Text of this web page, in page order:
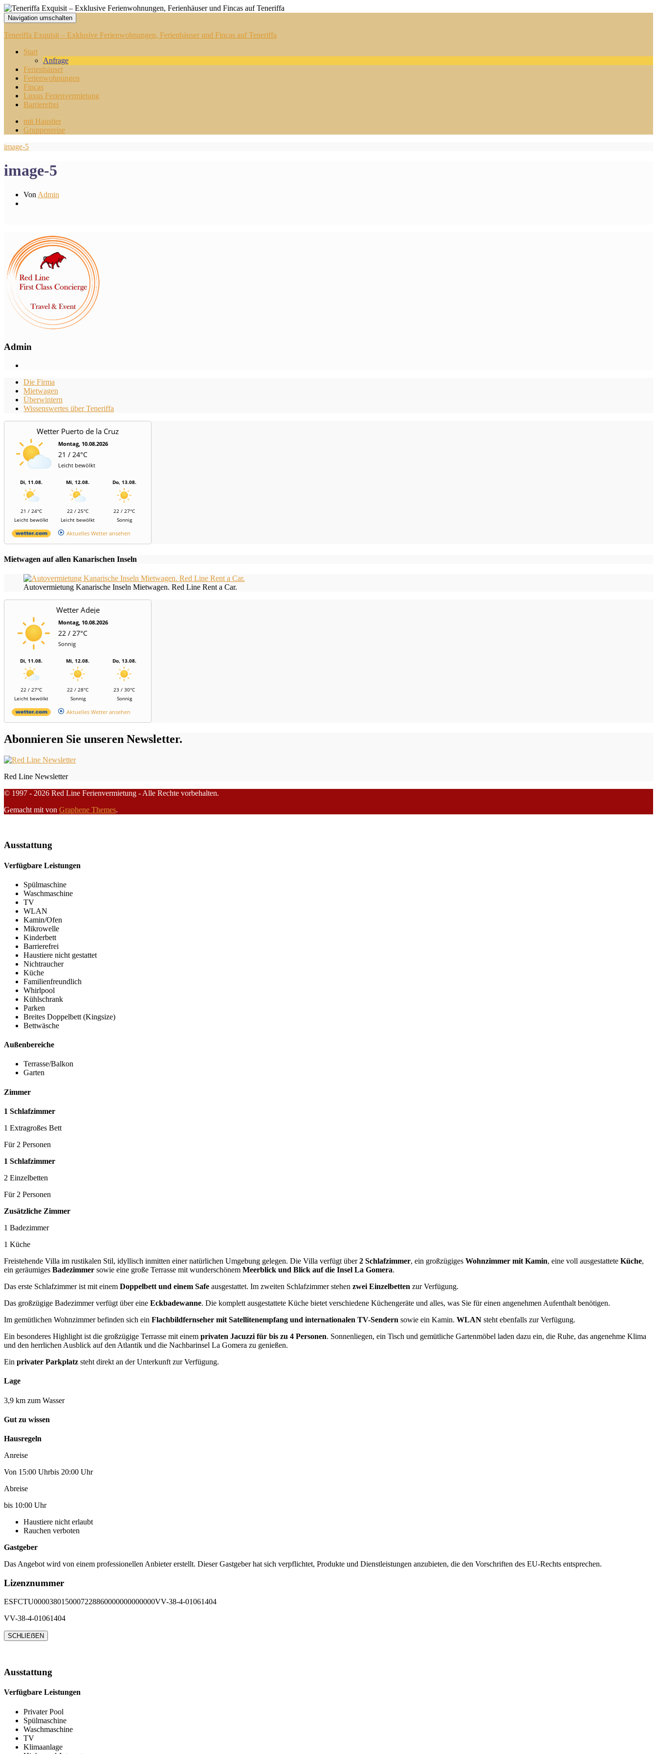
Navigation umschalten
Teneriffa Exquisit – Exklusive Ferienwohnungen, Ferienhäuser und Fincas auf Teneriffa
Start
Anfrage
Ferienhäuser
Ferienwohnungen
Fincas
Luxus Ferienvermietung
Barrierefrei
mit Haustier
Gruppenreise
image-5
image-5
Von Admin
Admin
Die Firma
Mietwagen
Überwintern
Wissenswertes über Teneriffa
Wetter Puerto de la Cruz
Montag, 10.08.2026
21 / 24°C
Leicht bewölkt
Di, 11.08.
21 / 24°C
Leicht bewölkt
Mi, 12.08.
22 / 25°C
Leicht bewölkt
Do, 13.08.
22 / 27°C
Sonnig
Aktuelles Wetter ansehen
Mietwagen auf allen Kanarischen Inseln
Autovermietung Kanarische Inseln Mietwagen. Red Line Rent a Car.
Wetter Adeje
Montag, 10.08.2026
22 / 27°C
Sonnig
Di, 11.08.
22 / 27°C
Leicht bewölkt
Mi, 12.08.
22 / 28°C
Sonnig
Do, 13.08.
23 / 30°C
Sonnig
Aktuelles Wetter ansehen
Abonnieren Sie unseren Newsletter.
Red Line Newsletter
© 1997 - 2026 Red Line Ferienvermietung - Alle Rechte vorbehalten.
Gemacht mit von Graphene Themes.
Ausstattung
Verfügbare Leistungen
Spülmaschine
Waschmaschine
TV
WLAN
Kamin/Ofen
Mikrowelle
Kinderbett
Barrierefrei
Haustiere nicht gestattet
Nichtraucher
Küche
Familienfreundlich
Whirlpool
Kühlschrank
Parken
Breites Doppelbett (Kingsize)
Bettwäsche
Außenbereiche
Terrasse/Balkon
Garten
Zimmer
1 Schlafzimmer
1 Extragroßes Bett
Für 2 Personen
1 Schlafzimmer
2 Einzelbetten
Für 2 Personen
Zusätzliche Zimmer
1 Badezimmer
1 Küche
Freistehende Villa im rustikalen Stil, idyllisch inmitten einer natürlichen Umgebung gelegen. Die Villa verfügt über2 Schlafzimmer, ein großzügiges Wohnzimmer mit Kamin, eine voll ausgestattete Küche,
ein geräumiges Badezimmer sowie eine große Terrasse mit wunderschönem Meerblick und Blick auf die Insel La Gomera.
Das erste Schlafzimmer ist mit einem Doppelbett und einem Safe ausgestattet. Im zweiten Schlafzimmer stehen zwei Einzelbetten zur Verfügung.
Das großzügige Badezimmer verfügt über eine Eckbadewanne. Die komplett ausgestattete Küche bietet verschiedene Küchengeräte und alles, was Sie für einen angenehmen Aufenthalt benötigen.
Im gemütlichen Wohnzimmer befinden sich ein Flachbildfernseher mit Satellitenempfang und internationalen TV-Sendern sowie ein Kamin. WLAN steht ebenfalls zur Verfügung.
Ein besonderes Highlight ist die großzügige Terrasse mit einem privaten Jacuzzi für bis zu 4 Personen. Sonnenliegen, ein Tisch und gemütliche Gartenmöbel laden dazu ein, die Ruhe, das angenehme Klima
und den herrlichen Ausblick auf den Atlantik und die Nachbarinsel La Gomera zu genießen.
Ein privater Parkplatz steht direkt an der Unterkunft zur Verfügung.
Lage
3,9 km zum Wasser
Gut zu wissen
Hausregeln
Anreise
Von 15:00 Uhrbis 20:00 Uhr
Abreise
bis 10:00 Uhr
Haustiere nicht erlaubt
Rauchen verboten
Gastgeber
Das Angebot wird von einem professionellen Anbieter erstellt. Dieser Gastgeber hat sich verpflichtet, Produkte und Dienstleistungen anzubieten, die den Vorschriften des EU-Rechts entsprechen.
Lizenznummer
ESFCTU0000380150007228860000000000000VV-38-4-01061404
VV-38-4-01061404
SCHLIEẞEN
Ausstattung
Verfügbare Leistungen
Privater Pool
Spülmaschine
Waschmaschine
TV
Klimaanlage